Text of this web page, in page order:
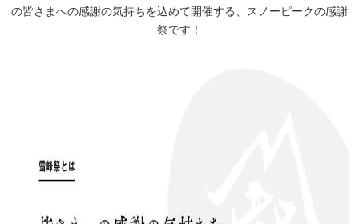
の皆さまへの感謝の気持ちを込めて開催する、スノーピークの感謝
祭です！